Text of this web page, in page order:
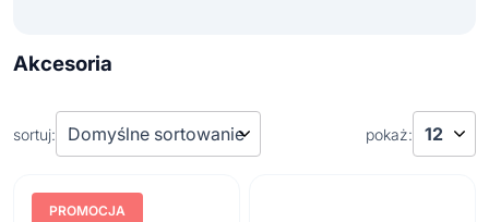
Elektryczne maszyny ogrodnicze –
wielofunkcyjne urządzenia
Dmuchawy
Akcesoria
sortuj: pokaż:
PROMOCJA